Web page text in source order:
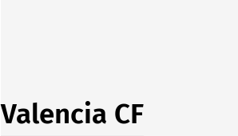
Valencia CF